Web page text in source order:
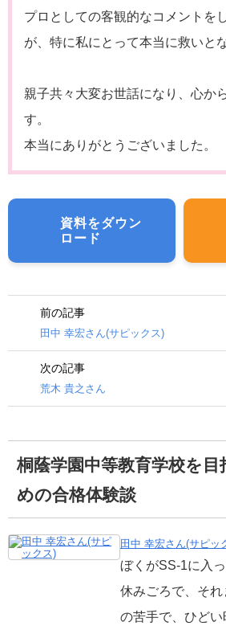
プロとしての客観的なコメントを
が、特に私にとって本当に救いと
親子共々大変お世話になり、心か
す。
本当にありがとうございました。
資料をダウン
ロード
前の記事
田中 幸宏さん(サピックス)
次の記事
荒木 貴之さん
桐蔭学園中等教育学校を
めの合格体験談
田中 幸宏さん(サピッ
ぼくがSS-1に入
休みごろで、そ
の苦手で、ひど